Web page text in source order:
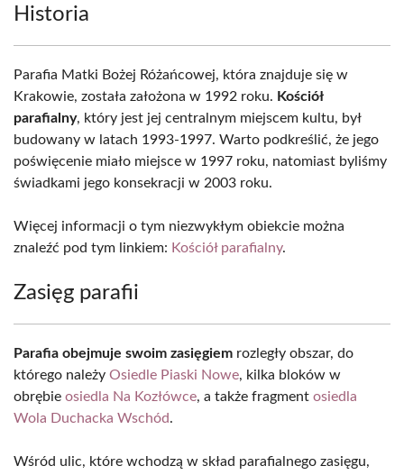
Historia
Parafia Matki Bożej Różańcowej, która znajduje się w
Krakowie, została założona w 1992 roku. Kościół
parafialny, który jest jej centralnym miejscem kultu, był
budowany w latach 1993-1997. Warto podkreślić, że jego
poświęcenie miało miejsce w 1997 roku, natomiast byliśmy
świadkami jego konsekracji w 2003 roku.
Więcej informacji o tym niezwykłym obiekcie można
znaleźć pod tym linkiem: Kościół parafialny.
Zasięg parafii
Parafia obejmuje swoim zasięgiem rozległy obszar, do
którego należy Osiedle Piaski Nowe, kilka bloków w
obrębie osiedla Na Kozłówce, a także fragment osiedla
Wola Duchacka Wschód.
Wśród ulic, które wchodzą w skład parafialnego zasięgu,